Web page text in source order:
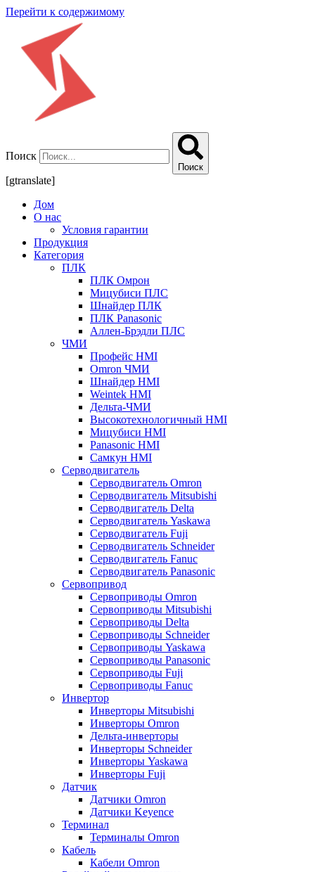
Перейти к содержимому
Поиск
Поиск
[gtranslate]
Дом
О нас
Условия гарантии
Продукция
Категория
ПЛК
ПЛК Омрон
Мицубиси ПЛС
Шнайдер ПЛК
ПЛК Panasonic
Аллен-Брэдли ПЛС
ЧМИ
Профейс HMI
Omron ЧМИ
Шнайдер HMI
Weintek HMI
Дельта-ЧМИ
Высокотехнологичный HMI
Мицубиси HMI
Panasonic HMI
Самкун HMI
Серводвигатель
Серводвигатель Omron
Серводвигатель Mitsubishi
Серводвигатель Delta
Серводвигатель Yaskawa
Серводвигатель Fuji
Серводвигатель Schneider
Серводвигатель Fanuc
Серводвигатель Panasonic
Сервопривод
Сервоприводы Omron
Сервоприводы Mitsubishi
Сервоприводы Delta
Сервоприводы Schneider
Сервоприводы Yaskawa
Сервоприводы Panasonic
Сервоприводы Fuji
Сервоприводы Fanuc
Инвертор
Инверторы Mitsubishi
Инверторы Omron
Дельта-инверторы
Инверторы Schneider
Инверторы Yaskawa
Инверторы Fuji
Датчик
Датчики Omron
Датчики Keyence
Терминал
Терминалы Omron
Кабель
Кабели Omron